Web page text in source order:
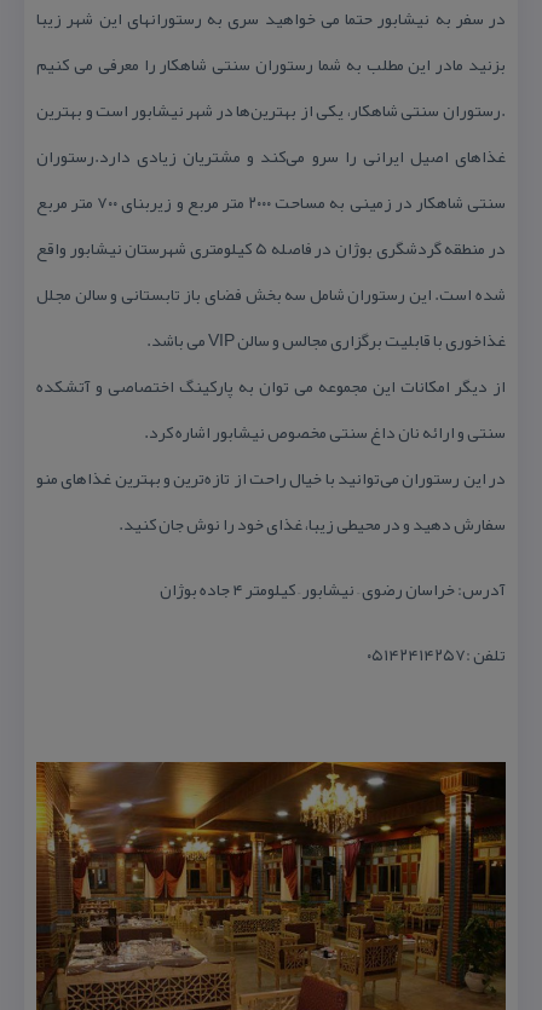
در سفر به نیشابور حتما می خواهید سری به رستورانهای این شهر زیبا
بزنید مادر این مطلب به شما رستوران سنتی شاهكار را معرفی می كنیم
.رستوران سنتی شاهكار، یكی از بهترین‌ها در شهر نیشابور است و بهترین
غذاهای اصیل ایرانی را سرو می‌كند و مشتریان زیادی دارد.رستوران
سنتی شاهكار در زمینی به مساحت ۲۰۰۰ متر مربع و زیربنای ۷۰۰ متر مربع
در منطقه گردشگری بوژان در فاصله ۵ كیلومتری شهرستان نیشابور واقع
شده است. این رستوران شامل سه بخش فضای باز تابستانی و سالن مجلل
غذاخوری با قابلیت برگزاری مجالس و سالن VIP می باشد.
از دیگر امكانات این مجموعه می توان به پاركینگ اختصاصی و آتشكده
سنتی و ارائه نان داغ سنتی مخصوص نیشابور اشاره كرد.
در این رستوران می‌توانید با خیال راحت از تازه‌ترین و بهترین غذاهای منو
سفارش دهید و در محیطی زیبا، غذای خود را نوش جان كنید.
آدرس: خراسان رضوی – نیشابور – كیلومتر ۴ جاده بوژان
تلفن :۰۵۱۴۲۴۱۴۲۵۷